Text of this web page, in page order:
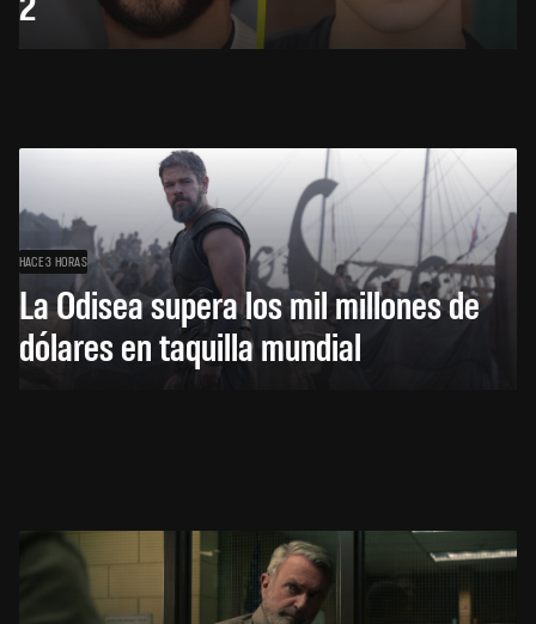
HACE 3 HORAS
La Odisea supera los mil millones de
dólares en taquilla mundial